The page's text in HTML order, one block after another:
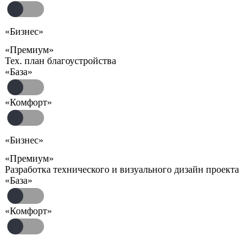
«Бизнес»
«Премиум»
Тех. план благоустройства
«База»
«Комфорт»
«Бизнес»
«Премиум»
Разработка технического и визуального дизайн проекта
«База»
«Комфорт»